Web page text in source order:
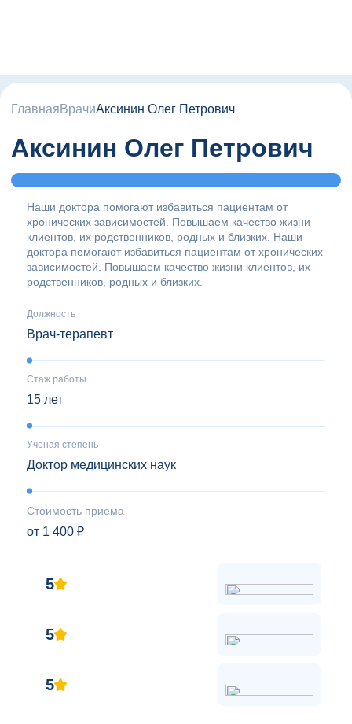
Главная ВрачиАксинин Олег Петрович
Аксинин Олег Петрович
Наши доктора помогают избавиться пациентам от
хронических зависимостей. Повышаем качество жизни
клиентов, их родственников, родных и близких. Наши
доктора помогают избавиться пациентам от хронических
зависимостей. Повышаем качество жизни клиентов, их
родственников, родных и близких.
Должность
Врач-терапевт
Стаж работы
15 лет
Ученая степень
Доктор медицинских наук
Стоимость приема
от 1 400 ₽
5
5
5